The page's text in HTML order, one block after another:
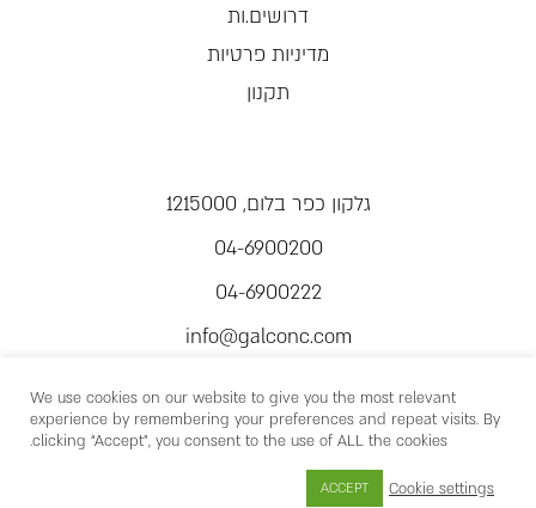
דרושים.ות
מדיניות פרטיות
תקנון
גלקון כפר בלום, 1215000
04-6900200
04-6900222
info@galconc.com
We use cookies on our website to give you the most relevant
experience by remembering your preferences and repeat visits. By
clicking “Accept”, you consent to the use of ALL the cookies.
Cookie settings
ACCEPT